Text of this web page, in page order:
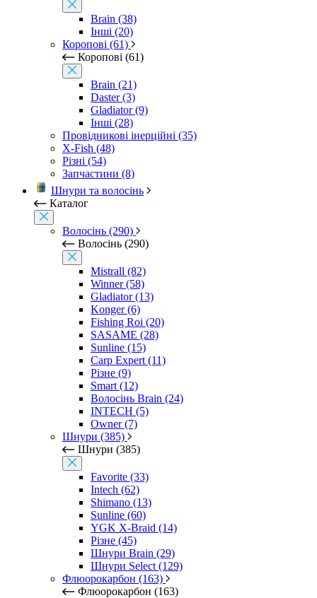
Brain (38)
Інші (20)
Коропові (61)
Коропові (61)
Brain (21)
Daster (3)
Gladiator (9)
Інші (28)
Провідникові інерційні (35)
X-Fish (48)
Різні (54)
Запчастини (8)
Шнури та волосінь
Каталог
Волосінь (290)
Волосінь (290)
Mistrall (82)
Winner (58)
Gladiator (13)
Konger (6)
Fishing Roi (20)
SASAME (28)
Sunline (15)
Carp Expert (11)
Різне (9)
Smart (12)
Волосінь Brain (24)
INTECH (5)
Owner (7)
Шнури (385)
Шнури (385)
Favorite (33)
Intech (62)
Shimano (13)
Sunline (60)
YGK X-Braid (14)
Різне (45)
Шнури Brain (29)
Шнури Select (129)
Флюорокарбон (163)
Флюорокарбон (163)